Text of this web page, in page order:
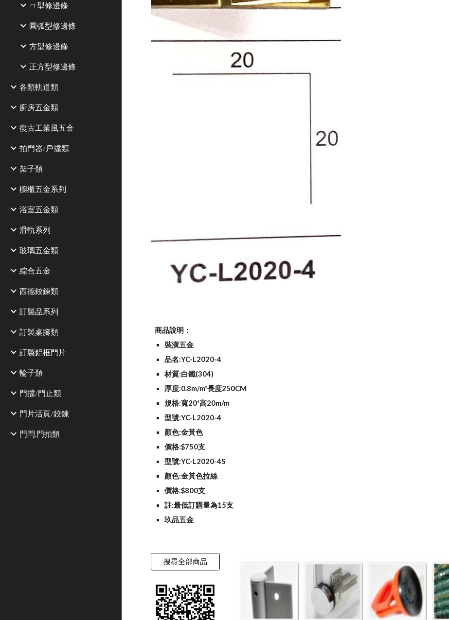
ㄇ型修邊條
圓弧型修邊條
方型修邊條
正方型修邊條
各類軌道類
廚房五金類
復古工業風五金
拍門器/戶擋類
架子類
櫥櫃五金系列
浴室五金類
滑軌系列
玻璃五金類
綜合五金
西德鉸鍊類
訂製品系列
訂製桌腳類
訂製鋁框門片
輪子類
門擋/門止類
門片活頁/鉸鍊
門閂.門扣類
商品說明：
裝潢五金
品名:YC-L2020-4
材質:白鐵(304)
厚度:0.8m/m*長度250CM
規格:寬20*高20m/m
型號:YC-L2020-4
顏色:金黃色
價格:$750支
型號:YC-L2020-4S
顏色:金黃色拉絲
價格:$800支
註:最低訂購量為15支
玖品五金
搜尋全部商品